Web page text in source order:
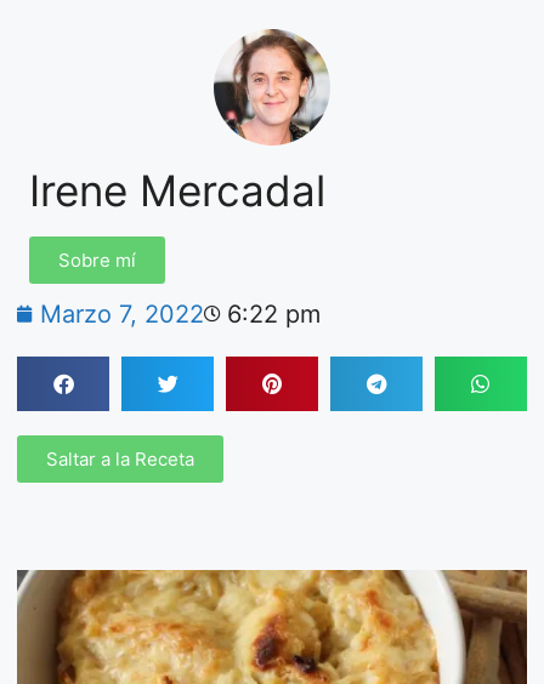
Irene Mercadal
Sobre mí
Marzo 7, 2022 6:22 pm
Saltar a la Receta